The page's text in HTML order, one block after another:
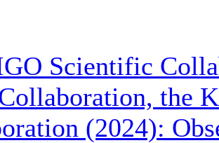
Scientific
the
(2024):